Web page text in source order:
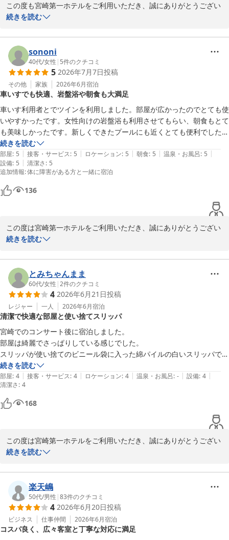
2026-05-25
この度も宮崎第一ホテルをご利用いただき、誠にありがとうござい
ました。
ゴルフ旅行でのご宿泊に当ホテルをお選びいただき、大浴場やサウ
ナ、水風呂をご満喫いただけたとのこと、大変嬉しく拝見いたしま
した。
また、ご出張の際にもいつもご利用いただいておりますこと、心よ
り感謝申し上げます。
駐車場につきましては、ご不便をおかけし申し訳ございませんでし
た。
今後もより快適にご利用いただけるよう努めてまいります。
宮崎第一ホテル
2026-07-22
続きを読む
sononi
40代/女性 | 5件のクチコミ
5 2026年7月7日投稿
その他 家族 2026年6月宿泊
車いすでも快適、岩盤浴や朝食も大満足
車いす利用者とでツインを利用しました。部屋が広かったのでとても使
いやすかったです。女性向けの岩盤浴も利用させてもらい、朝食もとて
も美味しかったです。新しくできたプールにも近くとても便利でした。
また、宮崎に行った時には利用したいと思います。
続きを読む
部屋: 5 | 接客・サービス: 5 | ロケーション: 5 | 朝食: 5 | 温泉・お風呂: 5 |
設備: 5 | 清潔さ: 5
追加情報:体に障害がある方と一緒に宿泊
136
この度は宮崎第一ホテルをご利用いただき、誠にありがとうござい
ました。
お部屋の広さが快適にお過ごしいただく一助となり、女性専用岩盤
浴やご朝食にもご満足いただけたとのこと、大変嬉しく拝見いたし
ました。
「また利用したい」とのお言葉をいただき、スタッフ一同大変励み
になっております。
これからも皆様に快適にお過ごしいただけるホテルを目指して努め
てまいります。
宮崎へお越しの際は是非またご利用ください。
宮崎第一ホテル
続きを読む
とみちゃんまま
60代/女性 |2件のクチコミ
4 2026年6月21日投稿
レジャー 一人 2026年6月宿泊
清潔で快適な部屋と使い捨てスリッパ
宮崎でのコンサート後に宿泊しました。
部屋は綺麗でさっぱりしている感じでした。
スリッパが使い捨てのビニール袋に入った綿パイルの白いスリッパで靴
下無しでも気持ち良く利用できました。
ユニットバスも綺麗で明るくて良かったです。
続きを読む
部屋: 4 | 接客・サービス: 4 | ロケーション: 4 | 温泉・お風呂: - | 設備: 4 |
清潔さ: 4
168
この度は宮崎第一ホテルをご利用いただき、誠にありがとうござい
ました。
宮崎でのコンサート後のご宿泊に当館をお選びいただき、快適にお
過ごしいただけたとのこと、大変嬉しく拝見いたしました。
お部屋やユニットバスの清潔さにつきましてお褒めいただき、あり
がとうございます。
スリッパなどの備品につきましても気持ちよくご利用いただけたご
続きを読む
楽天嶋
50代/男性 |83件のクチコミ
4 2026年6月20日投稿
ビジネス 仕事仲間 2026年6月宿泊
コスパ良く、広々客室と丁寧な対応に満足